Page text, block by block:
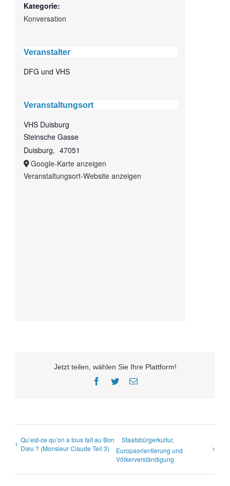
Kategorie:
Konversation
Veranstalter
DFG und VHS
Veranstaltungsort
VHS Duisburg
Steinsche Gasse
Duisburg, 47051
Google-Karte anzeigen
Veranstaltungsort-Website anzeigen
Jetzt teilen, wählen Sie Ihre Plattform!
Facebook
TwitterE-
Qu’est-ce qu’on a tous fait au Bon
Dieu ? (Monsieur Claude Teil 3)
Staatsbürgerkultur,
Europaorientierung und
Völkerverständigung